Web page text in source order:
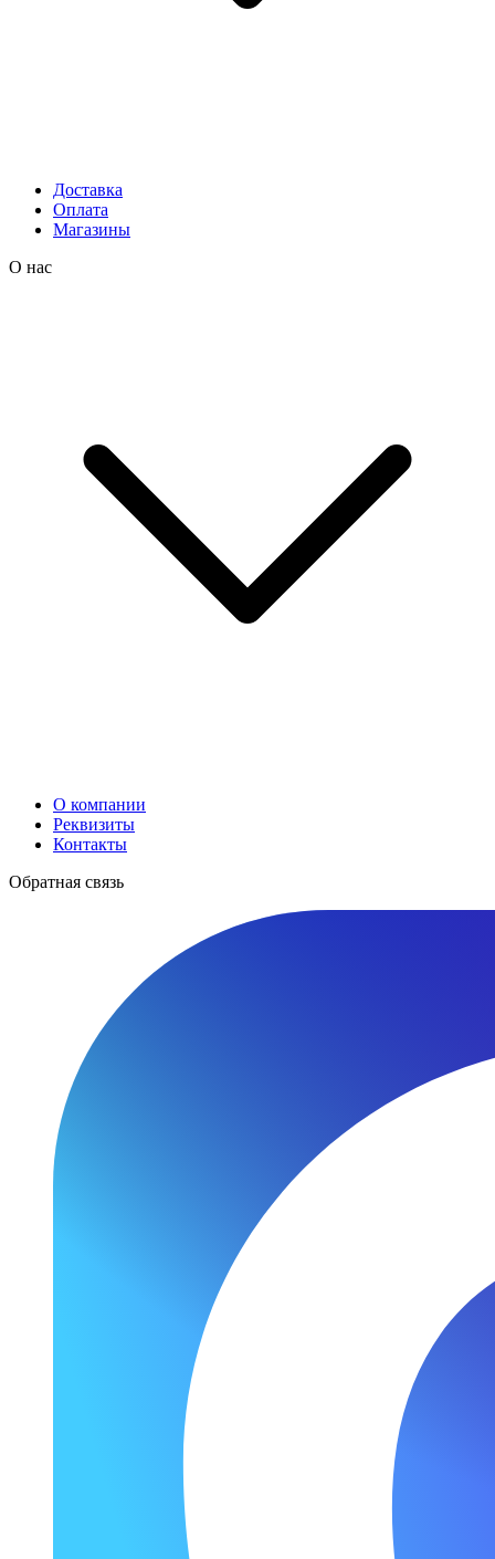
Доставка
Оплата
Магазины
О нас
О компании
Реквизиты
Контакты
Обратная связь